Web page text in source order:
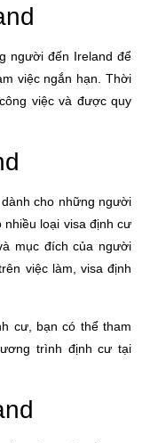
(Bản sao y)
người đến Ireland để
việc ngắn hạn. Thời
việc và được quy
cho những người
nhiều loại visa định cư
mục đích của người
việc làm, visa định
cư, bạn có thể tham
trình định cư tại